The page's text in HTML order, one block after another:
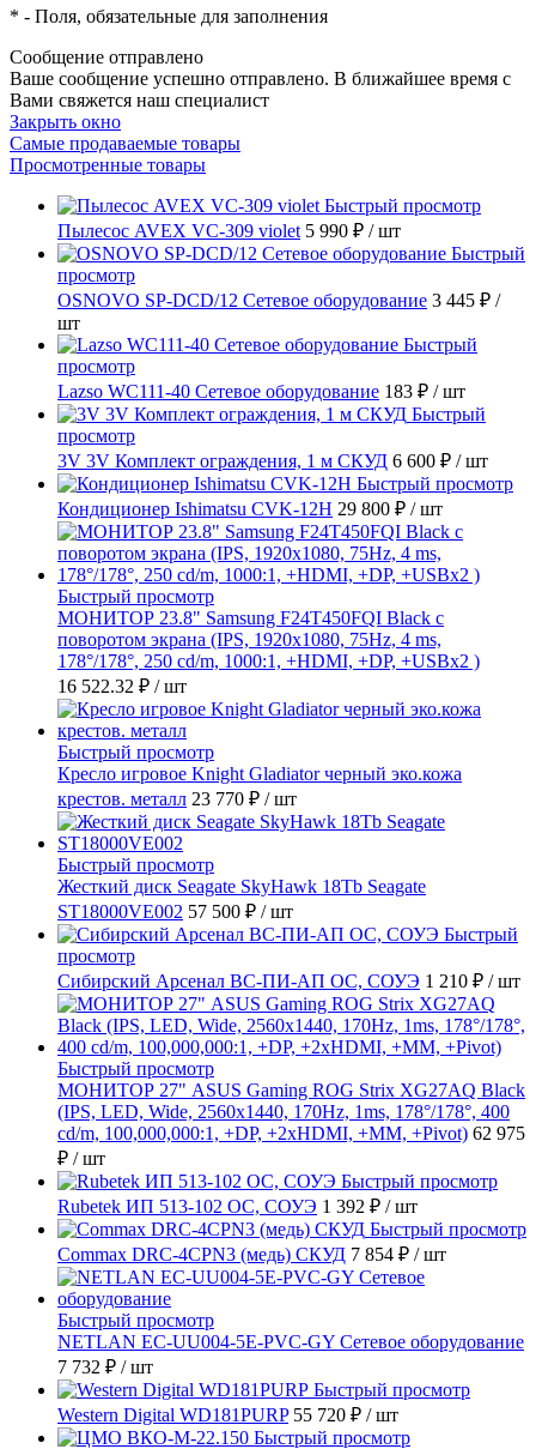
* - Поля, обязательные для заполнения
Сообщение отправлено
Ваше сообщение успешно отправлено. В ближайшее время с
Вами свяжется наш специалист
Закрыть окно
Самые продаваемые товары
Просмотренные товары
Быстрый просмотр
Пылесос AVEX VC-309 violet 5 990 ₽ / шт
Быстрый
просмотр
OSNOVO SP-DCD/12 Сетевое оборудование 3 445 ₽ /
шт
Быстрый
просмотр
Lazso WC111-40 Сетевое оборудование 183 ₽ / шт
Быстрый
просмотр
3V 3V Комплект ограждения, 1 м СКУД 6 600 ₽ / шт
Быстрый просмотр
Кондиционер Ishimatsu CVK-12H 29 800 ₽ / шт
Быстрый просмотр
МОНИТОР 23.8" Samsung F24T450FQI Black с
поворотом экрана (IPS, 1920x1080, 75Hz, 4 ms,
178°/178°, 250 cd/m, 1000:1, +HDMI, +DP, +USBx2 )
16 522.32 ₽ / шт
Быстрый просмотр
Кресло игровое Knight Gladiator черный эко.кожа
крестов. металл 23 770 ₽ / шт
Быстрый просмотр
Жесткий диск Seagate SkyHawk 18Tb Seagate
ST18000VE002 57 500 ₽ / шт
Быстрый
просмотр
Сибирский Арсенал ВС-ПИ-АП ОС, СОУЭ 1 210 ₽ / шт
Быстрый просмотр
МОНИТОР 27" ASUS Gaming ROG Strix XG27AQ Black
(IPS, LED, Wide, 2560x1440, 170Hz, 1ms, 178°/178°, 400
cd/m, 100,000,000:1, +DP, +2хHDMI, +MM, +Pivot) 62 975
₽ / шт
Быстрый просмотр
Rubetek ИП 513-102 ОС, СОУЭ 1 392 ₽ / шт
Быстрый просмотр
Commax DRC-4CPN3 (медь) СКУД 7 854 ₽ / шт
Быстрый просмотр
NETLAN EC-UU004-5E-PVC-GY Сетевое оборудование
7 732 ₽ / шт
Быстрый просмотр
Western Digital WD181PURP 55 720 ₽ / шт
Быстрый просмотр